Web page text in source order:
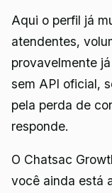
Aqui o perfil já
atendentes,
provavelmente
sem API oficial,
pela perda de
responde.
O Chatsac
você ainda está